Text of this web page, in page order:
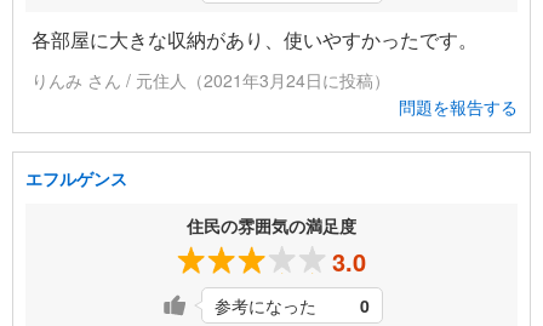
各部屋に大きな収納があり、使いやすかったです。
りんみ さん / 元住人（2021年3月24日に投稿）
問題を報告する
エフルゲンス
住民の雰囲気の満足度
3.0
参考になった 0